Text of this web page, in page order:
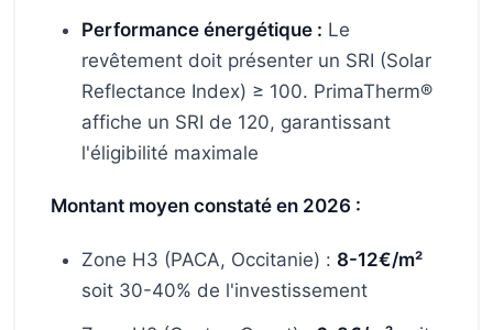
Performance énergétique : Le
revêtement doit présenter un SRI (Solar
Reflectance Index) ≥ 100. PrimaTherm®
affiche un SRI de 120, garantissant
l'éligibilité maximale
Montant moyen constaté en 2026 :
Zone H3 (PACA, Occitanie) : 8-12€/m²
soit 30-40% de l'investissement